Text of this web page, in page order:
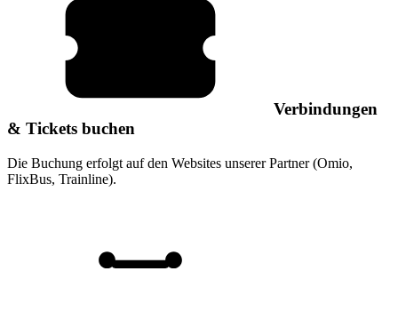
Verbindungen
& Tickets buchen
Die Buchung erfolgt auf den Websites unserer Partner (Omio,
FlixBus, Trainline).